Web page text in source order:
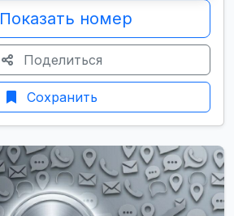
Показать номер
Поделиться
Сохранить